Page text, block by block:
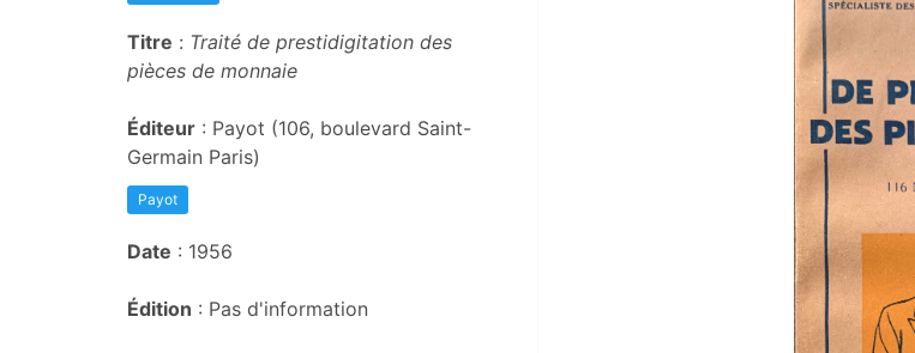
Titre : Traité de prestidigitation des
pièces de monnaie
Éditeur : Payot (106, boulevard Saint-
Germain Paris)
Payot
Date : 1956
Édition : Pas d'information